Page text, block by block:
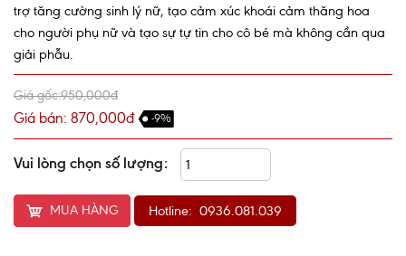
trợ tăng cường sinh lý nữ, tạo cảm xúc khoái cảm thăng hoa
cho người phụ nữ và tạo sự tự tin cho cô bé mà không cần qua
giải phẫu.
Giá gốc:950,000đ
Giá bán: 870,000đ -9%
Vui lòng chọn số lượng:
MUA HÀNG Hotline: 0936.081.039